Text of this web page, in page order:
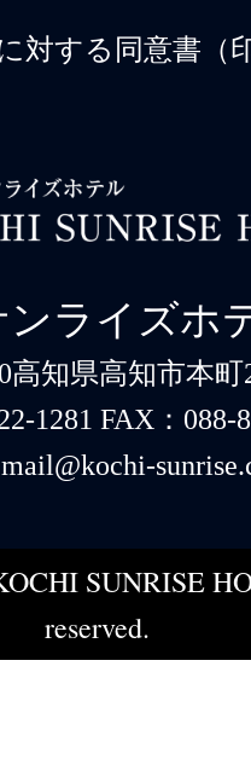
対する同意書（
ンライズホ
高知県高知市本町
1281 FAX：088-
SUNRISE
reserved.